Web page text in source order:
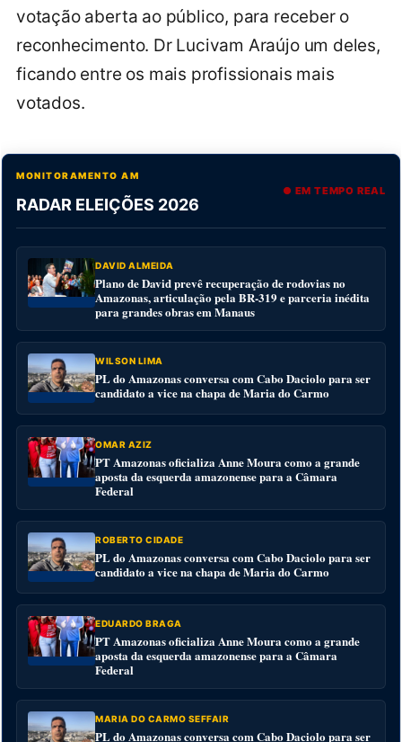
votação aberta ao público, para receber o
reconhecimento. Dr Lucivam Araújo um deles,
ficando entre os mais profissionais mais
votados.
MONITORAMENTO AM
RADAR ELEIÇÕES 2026
● EM TEMPO REAL
DAVID ALMEIDA
Plano de David prevê recuperação de rodovias no
Amazonas, articulação pela BR-319 e parceria inédita
para grandes obras em Manaus
WILSON LIMA
PL do Amazonas conversa com Cabo Daciolo para ser
candidato a vice na chapa de Maria do Carmo
OMAR AZIZ
PT Amazonas oficializa Anne Moura como a grande
aposta da esquerda amazonense para a Câmara
Federal
ROBERTO CIDADE
PL do Amazonas conversa com Cabo Daciolo para ser
candidato a vice na chapa de Maria do Carmo
EDUARDO BRAGA
PT Amazonas oficializa Anne Moura como a grande
aposta da esquerda amazonense para a Câmara
Federal
MARIA DO CARMO SEFFAIR
PL do Amazonas conversa com Cabo Daciolo para ser